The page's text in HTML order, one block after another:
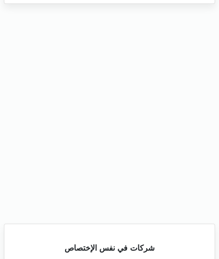
شركات في نفس الإختصاص